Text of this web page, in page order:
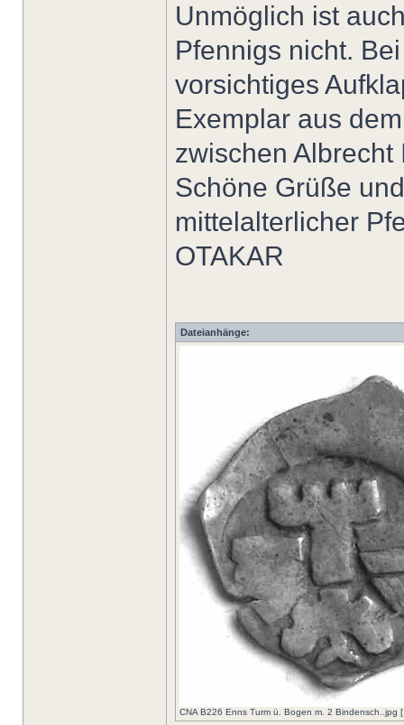
Unmöglich ist
Pfennigs nicht.
vorsichtiges
Exemplar aus
zwischen Albrecht
Schöne Grüße
mittelalterlicher
OTAKAR
Dateianhänge:
CNA B226 Enns Turm ü. Bogen m. 2 Bindensch..jpg